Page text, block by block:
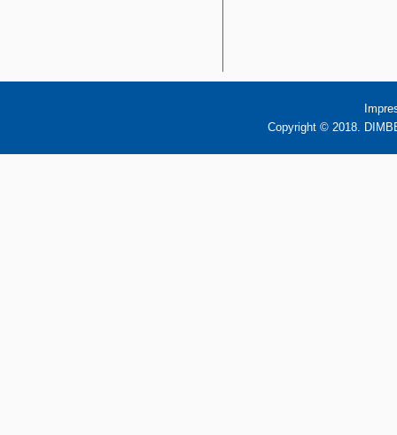
Copyright © 2018.